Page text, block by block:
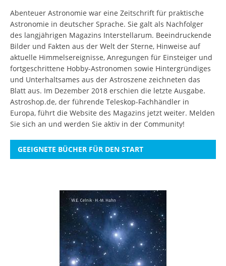
Abenteuer Astronomie war eine Zeitschrift für praktische
Astronomie in deutscher Sprache. Sie galt als Nachfolger
des langjährigen Magazins Interstellarum. Beeindruckende
Bilder und Fakten aus der Welt der Sterne, Hinweise auf
aktuelle Himmelsereignisse, Anregungen für Einsteiger und
fortgeschrittene Hobby-Astronomen sowie Hintergründiges
und Unterhaltsames aus der Astroszene zeichneten das
Blatt aus. Im Dezember 2018 erschien die letzte Ausgabe.
Astroshop.de, der führende Teleskop-Fachhändler in
Europa, führt die Website des Magazins jetzt weiter. Melden
Sie sich an und werden Sie aktiv in der Community!
GEEIGNETE BÜCHER FÜR DEN START